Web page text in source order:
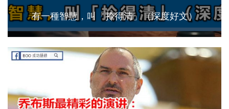
有一種智慧，叫「拎得清」（深度好文）